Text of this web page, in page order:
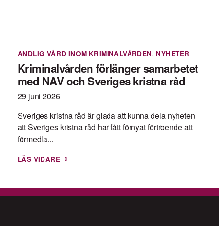
ANDLIG VÅRD INOM KRIMINALVÅRDEN, NYHETER
Kriminalvården förlänger samarbetet
med NAV och Sveriges kristna råd
29 juni 2026
Sveriges kristna råd är glada att kunna dela nyheten
att Sveriges kristna råd har fått förnyat förtroende att
förmedla...
LÄS VIDARE